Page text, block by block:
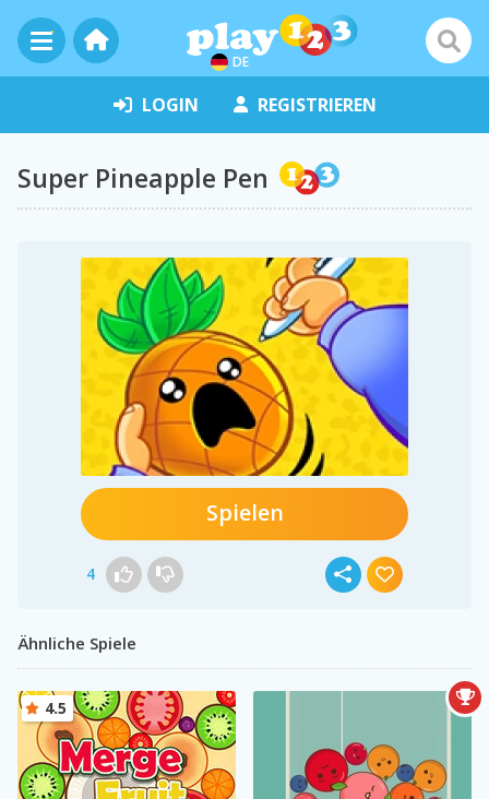
DE
LOGIN REGISTRIEREN
Super Pineapple Pen
Spielen
4
Ähnliche Spiele
4.5